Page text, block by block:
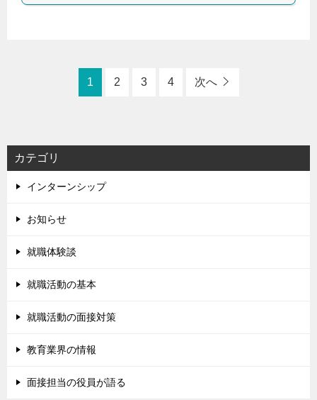
1 2 3 4 次へ
カテゴリ
インターンシップ
お知らせ
就職体験談
就職活動の基本
就職活動の面接対策
教育業界の情報
面接担当の役員が語る